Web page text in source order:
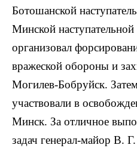
Ботошанской
Минской
организовал
вражеской обороны и
Могилев-Бобруйск.
участвовали в
Минск. За отличное
задач генерал-майор В.